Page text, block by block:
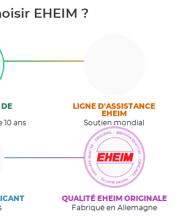
EHEIM ?
DE
10 ans
LIGNE D'ASSISTANCE
EHEIM
Soutien mondial
QUALITÉ EHEIM ORIGINALE
Fabriqué en Allemagne